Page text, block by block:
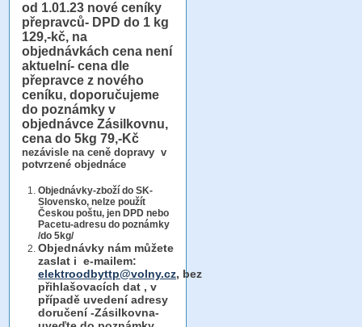
od 1.01.23 nové ceníky
přepravců- DPD do 1 kg
129,-kč, na
objednávkách cena není
aktuelní- cena dle
přepravce z nového
ceníku, doporučujeme
do poznámky v
objednávce Zásilkovnu,
cena do 5kg 79,-Kč
nezávisle na ceně dopravy v
potvrzené objednáce
Objednávky-zboží do SK-
Slovensko, nelze použít
Českou poštu, jen DPD nebo
Pacetu-adresu do poznámky
/do 5kg/
Objednávky nám můžete
zaslat i e-mailem:
elektroodbyttp@volny.cz, bez
přihlašovacích dat , v
případě uvedení adresy
doručení -Zásilkovna-